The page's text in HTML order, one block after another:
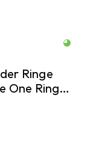
Ringe
One Ring